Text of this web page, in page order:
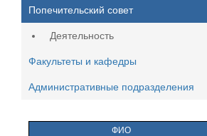
Попечительский совет
Деятельность
Факультеты и кафедры
Административные подразделения
ФИО